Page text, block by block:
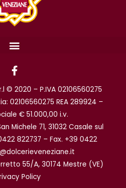
F
a
c
e
b
o
o
k
-
f
© 2020 – P.IVA 02106560275
02106560275 REA 289924 –
€ 51.000,00 i.v.
Michele 71, 31032 Casale sul
822737 – Fax. +39 0422
55/A, 30174 Mestre (VE)
Policy